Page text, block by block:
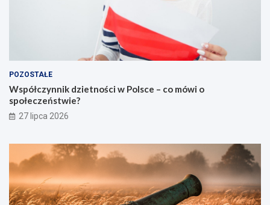
POZOSTAŁE
Współczynnik dzietności w Polsce – co mówi o
społeczeństwie?
27 lipca 2026